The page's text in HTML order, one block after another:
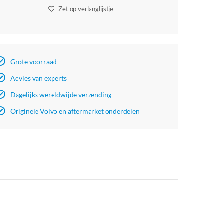
Zet op verlanglijstje
Grote voorraad
Advies van experts
Dagelijks wereldwijde verzending
Originele Volvo en aftermarket onderdelen